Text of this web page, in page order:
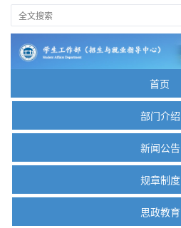
首页
部门介绍
新闻公告
规章制度
思政教育